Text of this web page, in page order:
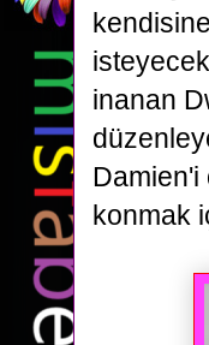
inanan
Damien'i
konmak